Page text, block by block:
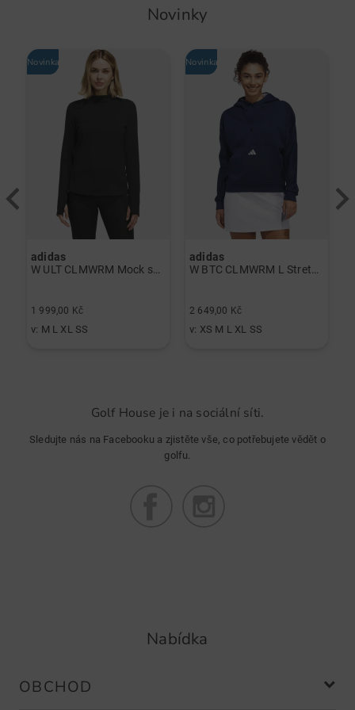
Novinky
Novinka
adidas
W ULT CLMWRM Mock spodní prádlo černá
1 999,00 Kč
v: M L XL SS
Novinka
adidas
2 649,00 Kč
v: XS M L XL SS
Golf House je i na sociální síti.
Sledujte nás na Facebooku a zjistěte vše, co potřebujete vědět o
golfu.
Nabídka
OBCHOD